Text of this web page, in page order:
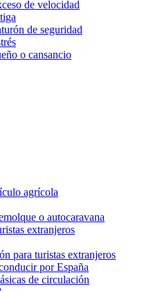
de velocidad
de seguridad
o cansancio
agrícola
o autocaravana
extranjeros
para turistas extranjeros
por España
de circulación